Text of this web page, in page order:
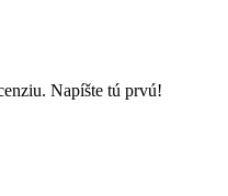
Napíšte tú prvú!